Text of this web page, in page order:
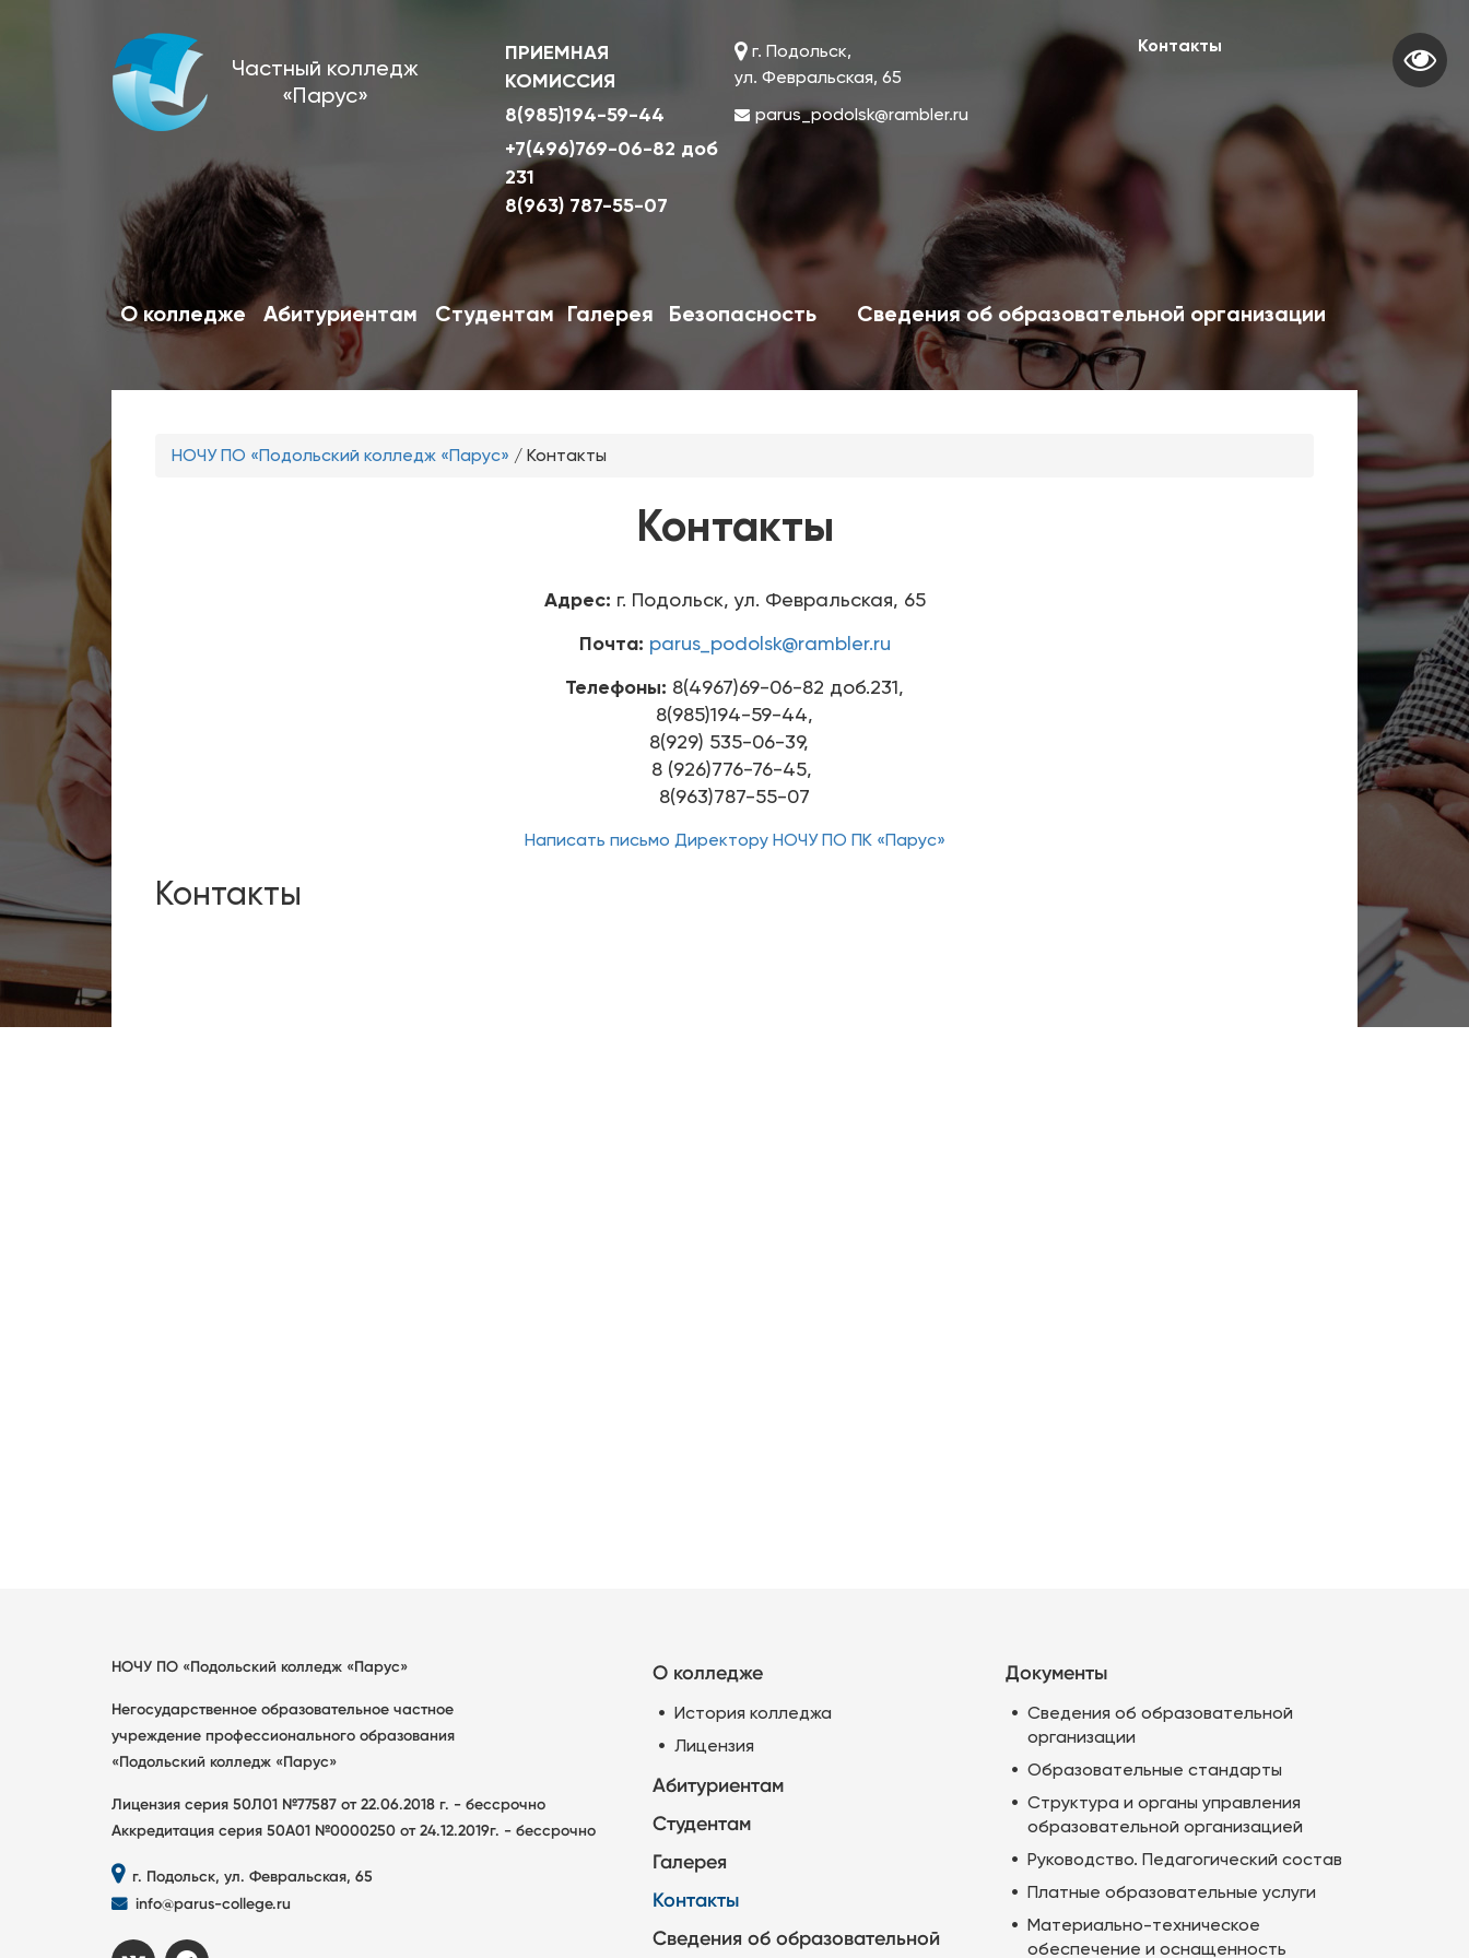
Частный колледж
«Парус»
ПРИЕМНАЯ
КОМИССИЯ
8(985)194-59-44
+7(496)769-06-82 доб
231
8(963) 787-55-07
г. Подольск,
ул. Февральская, 65
parus_podolsk@rambler.ru
Контакты
О колледже Абитуриентам Студентам Галерея Безопасность Сведения об образовательной организации
Вы
НОЧУ ПО «Подольский колледж «Парус» / Контакты
Контакты
Адрес: г. Подольск, ул. Февральская, 65
Почта: parus_podolsk@rambler.ru
Телефоны: 8(4967)69-06-82 доб.231,
8(985)194-59-44,
8(929) 535-06-39,
8 (926)776-76-45,
8(963)787-55-07
Написать письмо Директору НОЧУ ПО ПК «Парус»
Контакты
НОЧУ ПО «Подольский колледж «Парус»
Негосударственное образовательное частное
учреждение профессионального образования
«Подольский колледж «Парус»
Лицензия серия 50Л01 №77587 от 22.06.2018 г. - бессрочно
Аккредитация серия 50А01 №0000250 от 24.12.2019г. - бессрочно
г. Подольск, ул. Февральская, 65
info@parus-college.ru
О колледже
История колледжа
Лицензия
Документы
Сведения об образовательной
организации
Образовательные стандарты
Структура и органы управления
образовательной организацией
Руководство. Педагогический состав
Платные образовательные услуги
Материально-техническое
обеспечение и оснащенность
Абитуриентам
Студентам
Галерея
Контакты
Сведения об образовательной